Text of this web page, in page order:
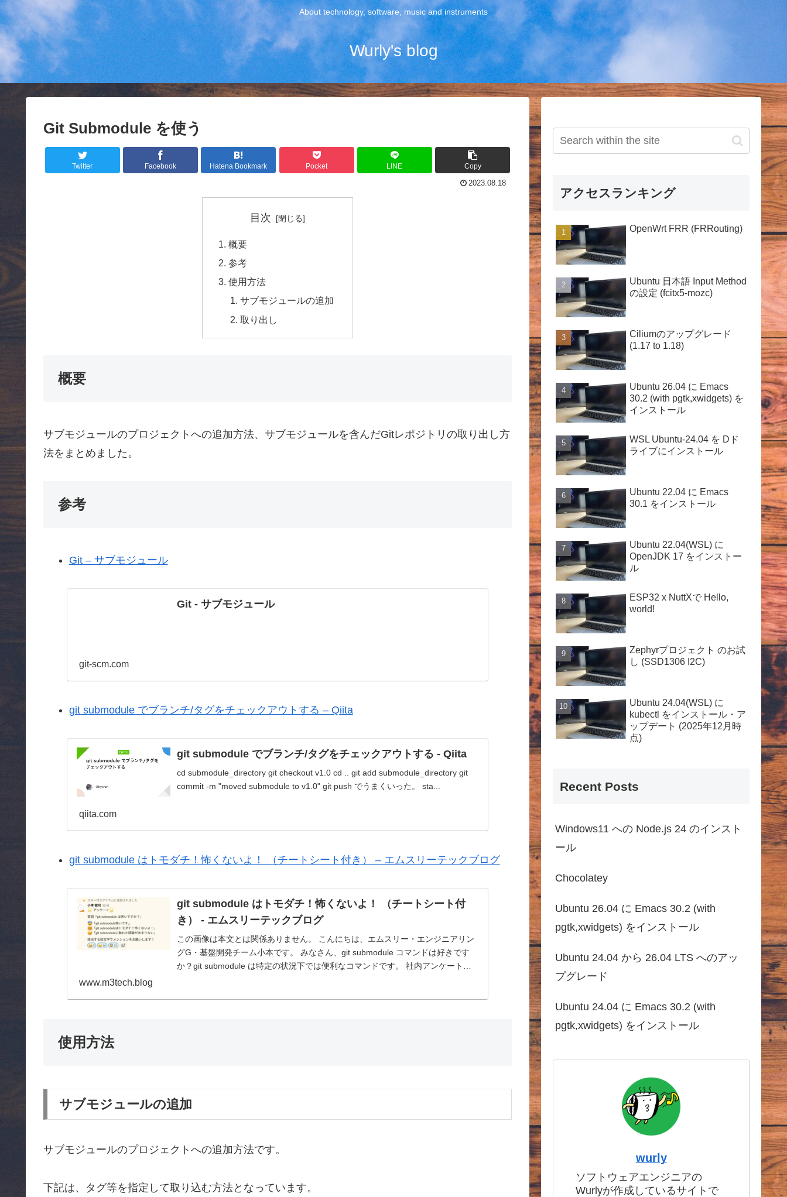
About technology, software, music and instruments
Wurly's blog
Git Submodule を使う
Twitter Facebook Hatena Bookmark Pocket LINE Copy
2023.08.18
目次
概要
参考
使用方法
サブモジュールの追加
取り出し
概要
サブモジュールのプロジェクトへの追加方法、サブモジュールを含んだGitレポジトリの取り出し方
法をまとめました。
参考
Git – サブモジュール
Git - サブモジュール
git-scm.com
git submodule でブランチ/タグをチェックアウトする – Qiita
git submodule でブランチ/タグをチェックアウトする - Qiita
cd submodule_directory git checkout v1.0 cd .. git add submodule_directory git
commit -m "moved submodule to v1.0" git push でうまくいった。 sta...
qiita.com
git submodule はトモダチ！怖くないよ！ （チートシート付き） – エムスリーテックブログ
git submodule はトモダチ！怖くないよ！ （チートシート付
き） - エムスリーテックブログ
この画像は本文とは関係ありません。 こんにちは、エムスリー・エンジニアリン
グG・基盤開発チーム小本です。 みなさん、git submodule コマンドは好きです
か？git submodule は特定の状況下では便利なコマンドです。 社内アンケートで
www.m3tech.blog
使用方法
サブモジュールの追加
サブモジュールのプロジェクトへの追加方法です。
下記は、タグ等を指定して取り込む方法となっています。
アクセスランキング
OpenWrt FRR (FRRouting)
Ubuntu 日本語 Input Method
の設定 (fcitx5-mozc)
Ciliumのアップグレード
(1.17 to 1.18)
Ubuntu 26.04 に Emacs
30.2 (with pgtk,xwidgets) を
インストール
WSL Ubuntu-24.04 を Dド
ライブにインストール
Ubuntu 22.04 に Emacs
30.1 をインストール
Ubuntu 22.04(WSL) に
OpenJDK 17 をインストー
ル
ESP32 x NuttXで Hello,
world!
Zephyrプロジェクト のお試
し (SSD1306 I2C)
Ubuntu 24.04(WSL) に
kubectl をインストール・ア
ップデート (2025年12月時
点)
Recent Posts
Windows11 への Node.js 24 のインスト
ール
Chocolatey
Ubuntu 26.04 に Emacs 30.2 (with
pgtk,xwidgets) をインストール
Ubuntu 24.04 から 26.04 LTS へのアッ
プグレード
Ubuntu 24.04 に Emacs 30.2 (with
pgtk,xwidgets) をインストール
wurly
ソフトウェアエンジニアの
Wurlyが作成しているサイトで